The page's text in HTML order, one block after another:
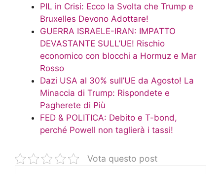
PIL in Crisi: Ecco la Svolta che Trump e
Bruxelles Devono Adottare!
GUERRA ISRAELE-IRAN: IMPATTO
DEVASTANTE SULL’UE! Rischio
economico con blocchi a Hormuz e Mar
Rosso
Dazi USA al 30% sull’UE da Agosto! La
Minaccia di Trump: Rispondete e
Pagherete di Più
FED & POLITICA: Debito e T-bond,
perché Powell non taglierà i tassi!
Vota questo post